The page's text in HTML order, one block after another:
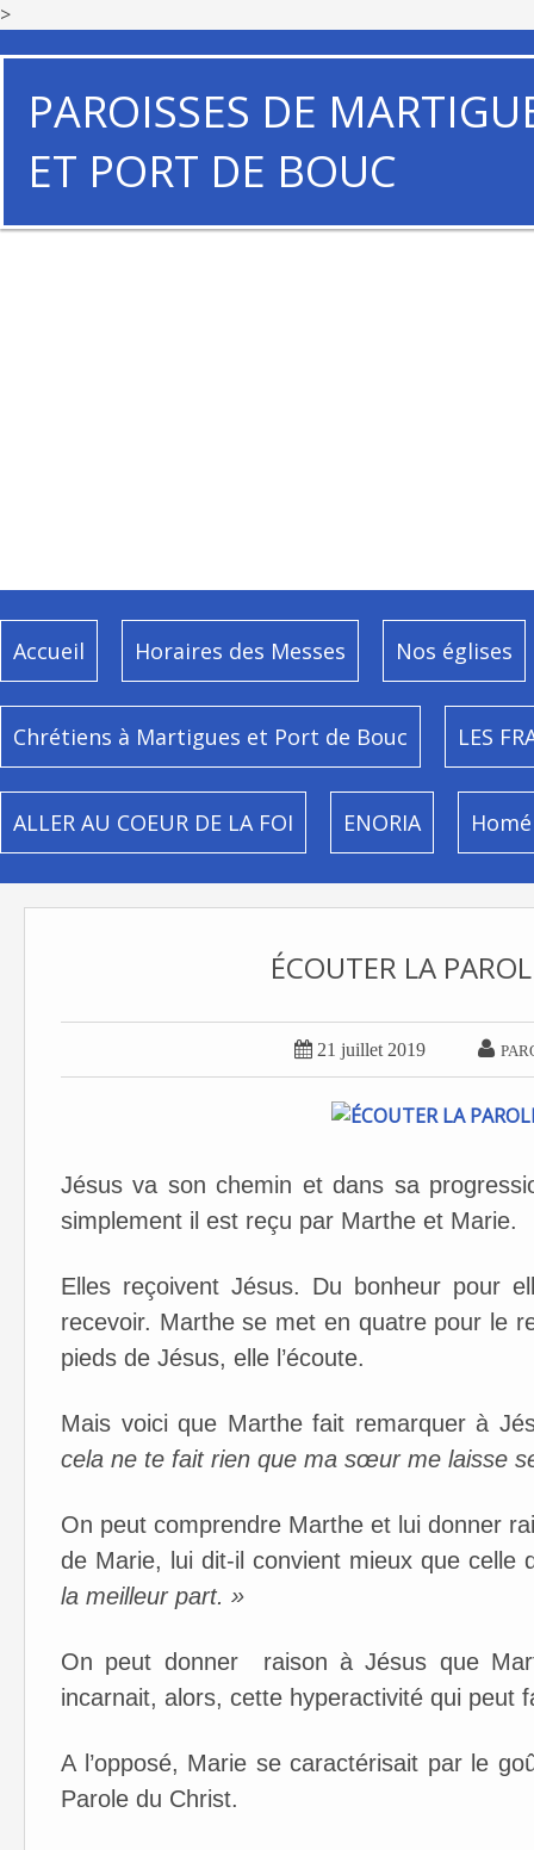
>
PAROISSES DE
ET PORT DE BOUC
Accueil Horaires des Messes Nos églises
Chrétiens à Martigues et Port de Bouc LES
ALLER AU COEUR DE LA FOI ENORIA
ÉCOUTER LA
 21 juillet 2019 
Jésus va son chemin et dans sa
simplement il est reçu par Marthe et Marie.
Elles reçoivent Jésus. Du bonheur pour
recevoir. Marthe se met en quatre pour le
pieds de Jésus, elle l’écoute.
Mais voici que Marthe fait remarquer à
cela ne te fait rien que ma sœur me laisse
On peut comprendre Marthe et lui donner
de Marie, lui dit-il convient mieux que
la meilleur part. »
On peut donner raison à Jésus que
incarnait, alors, cette hyperactivité qui peut
A l’opposé, Marie se caractérisait par le
Parole du Christ.